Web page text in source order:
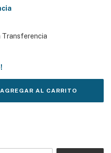
Transferencia